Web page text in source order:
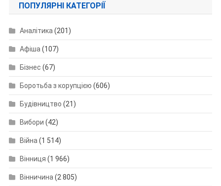
ПОПУЛЯРНІ КАТЕГОРІЇ
Аналітика (201)
Афіша (107)
Бізнес (67)
Боротьба з корупцією (606)
Будівництво (21)
Вибори (42)
Війна (1 514)
Вінниця (1 966)
Вінничина (2 805)